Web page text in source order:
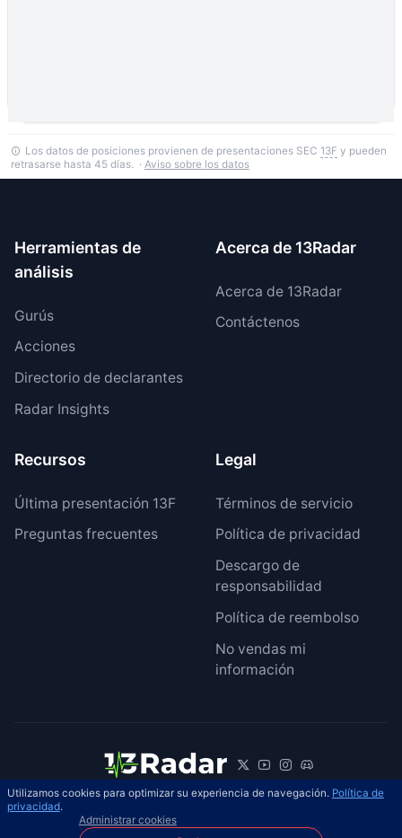
Los datos de posiciones provienen de presentaciones SEC 13F y pueden
retrasarse hasta 45 días. · Aviso sobre los datos
Herramientas de
análisis
Gurús
Acciones
Directorio de declarantes
Radar Insights
Acerca de 13Radar
Acerca de 13Radar
Contáctenos
Recursos
Última presentación 13F
Preguntas frecuentes
Legal
Términos de servicio
Política de privacidad
Descargo de
responsabilidad
Política de reembolso
No vendas mi
información
© 2026 13Radar. Reservados todos los
derechos.
Utilizamos cookies para optimizar su experiencia de navegación. Política de
privacidad.
Administrar cookies